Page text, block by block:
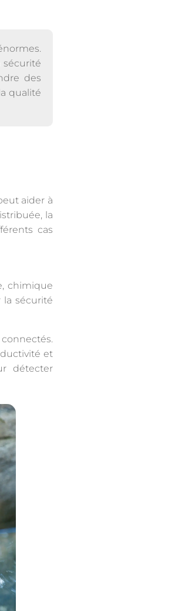
sécurité
des
qualité
aider à
la
cas
chimique
la sécurité
et
détecter